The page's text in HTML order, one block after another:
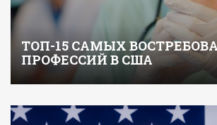
ТОП-15 САМЫХ
ПРОФЕССИЙ В США